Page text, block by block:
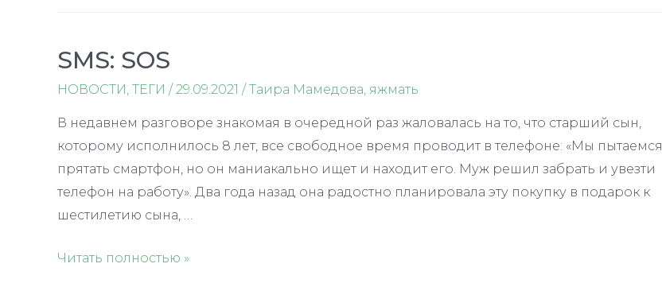
SMS: SOS
НОВОСТИ ТЕГИ /29.09.2021 /Таира Мамедова яжмать
В недавнем разговоре знакомая в очередной раз жаловалась на то, что старший сын,
которому исполнилось 8 лет, все свободное время проводит в телефоне: «Мы пытаемся
прятать смартфон, но он маниакально ищет и находит его. Муж решил забрать и увезти
телефон на работу». Два года назад она радостно планировала эту покупку в подарок к
шестилетию сына, …
SMS:
Читать полностью »